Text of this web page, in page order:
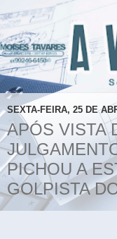
SEXTA-FEIRA, 25 DE
APÓS VISTA
PICHOU A
GOLPISTA